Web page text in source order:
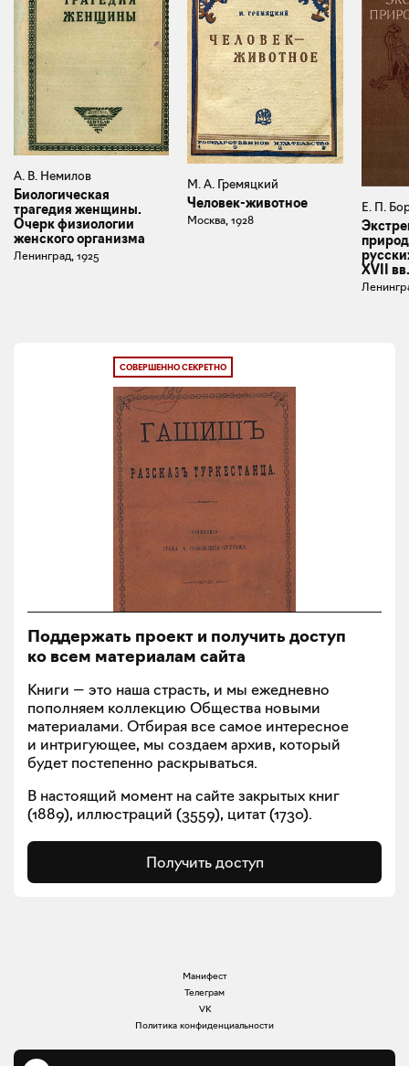
А. В. Немилов
Биологическая
трагедия женщины.
Очерк физиологии
женского организма
Ленинград, 1925
М. А. Гремяцкий
Человек-животное
Москва, 1928
Е. П.
XVII вв.
СОВЕРШЕННО СЕКРЕТНО
Поддержать проект и получить доступ
ко всем материалам сайта
Книги — это наша страсть, и мы ежедневно
пополняем коллекцию Общества новыми
материалами. Отбирая все самое интересное
и интригующее, мы создаем архив, который
будет постепенно раскрываться.
В настоящий момент на сайте закрытых книг
(1889), иллюстраций (3559), цитат (1730).
Получить доступ
Манифест
Телеграм
VK
Политика конфиденциальности